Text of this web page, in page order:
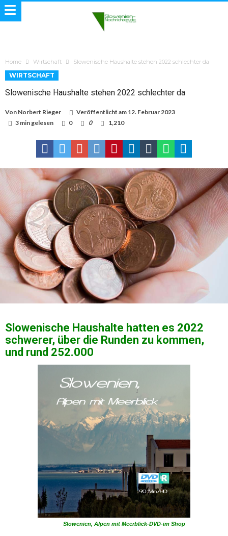
Home Wirtschaft Slowenische Haushalte stehen 2022 schlechter da
WIRTSCHAFT
Slowenische Haushalte stehen 2022 schlechter da
Von Norbert Rieger Veröffentlicht am 12. Februar 2023
3 min gelesen
0 0 1,210
Slowenische Haushalte hatten es 2022
schwerer, über die Runden zu kommen,
und rund 252.000
Slowenien, Alpen mit Meerblick-DVD-im Shop